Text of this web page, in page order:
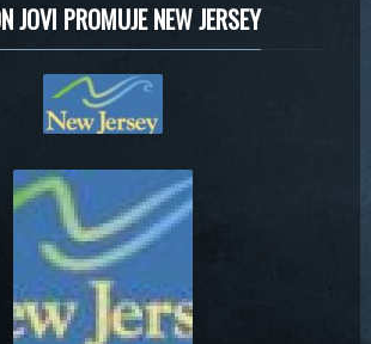
JOVI PROMUJE NEW JERSEY